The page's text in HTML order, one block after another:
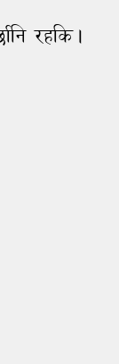
रहकि।